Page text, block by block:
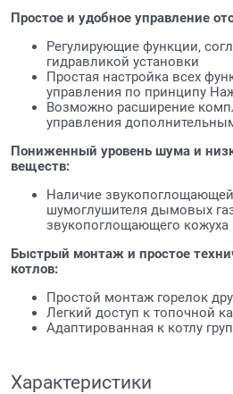
Простое и удобное управление
Регулирующие функции,
гидравликой установки
Простая настройка всех
управления по принципу
Возможно расширение
управления
Пониженный уровень шума и
веществ:
Наличие
шумоглушителя дымовых
звукопоглощающего кожуха
Быстрый монтаж и простое
котлов:
Простой монтаж горелок
Легкий доступ к топочной
Адаптированная к котлу
Характеристики